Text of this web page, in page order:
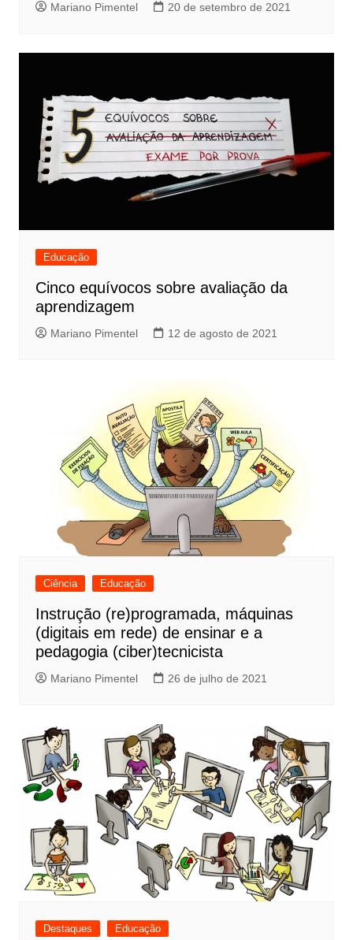
Mariano Pimentel 20 de setembro de 2021
Educação
Cinco equívocos sobre avaliação da
aprendizagem
Mariano Pimentel 12 de agosto de 2021
Ciência Educação
Instrução (re)programada, máquinas
(digitais em rede) de ensinar e a
pedagogia (ciber)tecnicista
Mariano Pimentel 26 de julho de 2021
Destaques Educação